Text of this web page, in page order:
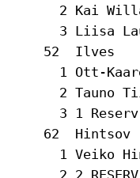
2 Kai
3 Liisa
52
1 Ott-
2 Tauno
3 1
62
1 Veiko
2 2